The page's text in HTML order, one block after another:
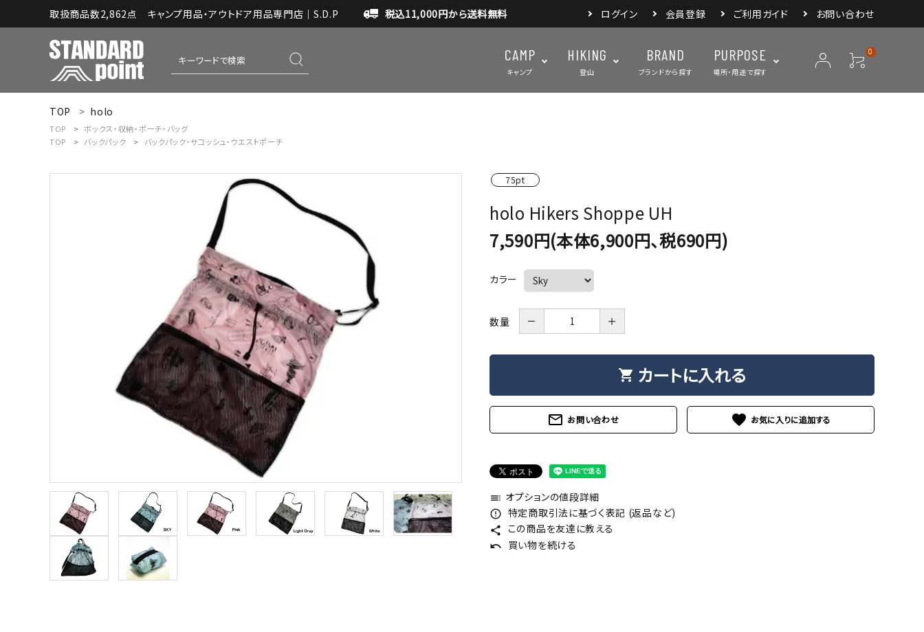
取扱商品数2,862点 キャンプ用品・アウトドア用品専門店｜S.D.P 税込11,000円から送料無料 ログイン 会員登録 ご利用ガイド お問い合わせ
CAMP
キャンプ
マット・グランドシート
アウトドアスパイス
HIKING
登山
BRAND
ブランドから探す
PURPOSE
場所・用途で探す
0
ようこそ ゲスト 様
ログイン person 新規会員登録
TOP holo
TOP
ボックス・収納・ポーチ・バッグ
TOP
バックパック バックパック・サコッシュ・ウエストポーチ
75pt
holo Hikers Shoppe UH
7,590円(本体6,900円、税690円)
カラー
数量 － ＋
shopping_cart カートに入れる
mail_outline お問い合わせ favorite
toc オプションの値段詳細
error_outline 特定商取引法に基づく表記 (返品など)
share この商品を友達に教える
undo 買い物を続ける